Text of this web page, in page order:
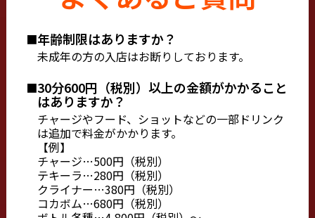
年齢制限はありますか？
未成年の方の入店はお断りしております。
30分600円（税別）以上の金額がかかること
はありますか？
チャージやフード、ショットなどの一部ドリンク
は追加で料金がかかります。
【例】
チャージ…500円（税別）
テキーラ…280円（税別）
クライナー…380円（税別）
コカボム…680円（税別）